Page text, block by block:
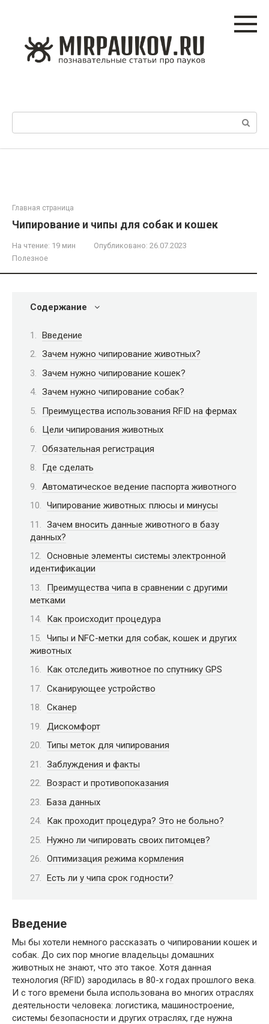
Главная страница
Чипирование и чипы для собак и кошек
На чтение: 19 мин Опубликовано: 26.07.2023
Полезное
Содержание
Введение
Зачем нужно чипирование животных?
Зачем нужно чипирование кошек?
Зачем нужно чипирование собак?
Преимущества использования RFID на фермах
Цели чипирования животных
Обязательная регистрация
Где сделать
Автоматическое ведение паспорта животного
Чипирование животных: плюсы и минусы
Зачем вносить данные животного в базу
данных?
Основные элементы системы электронной
идентификации
Преимущества чипа в сравнении с другими
метками
Как происходит процедура
Чипы и NFC-метки для собак, кошек и других
животных
Как отследить животное по спутнику GPS
Сканирующее устройство
Сканер
Дискомфорт
Типы меток для чипирования
Заблуждения и факты
Возраст и противопоказания
База данных
Как проходит процедура? Это не больно?
Нужно ли чипировать своих питомцев?
Оптимизация режима кормления
Есть ли у чипа срок годности?
Введение
Мы бы хотели немного рассказать о чипировании кошек и
собак. До сих пор многие владельцы домашних
животных не знают, что это такое. Хотя данная
технология (RFID) зародилась в 80-х годах прошлого века.
И с того времени была использована во многих отраслях
деятельности человека: логистика, машиностроение,
системы безопасности и других отраслях, где нужна